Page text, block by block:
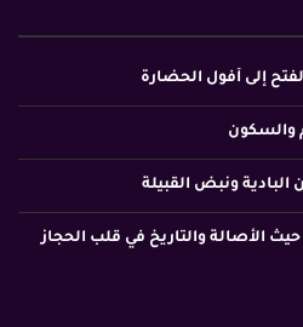
إلى أفول الحضارة
والسكون
البادية ونبض القبيلة
الأصالة والتاريخ في قلب الحجاز